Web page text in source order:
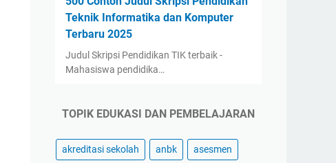
Teknik Informatika dan Komputer
Terbaru 2025
Judul Skripsi Pendidikan TIK terbaik -
Mahasiswa pendidika…
TOPIK EDUKASI DAN PEMBELAJARAN
akreditasi sekolah anbk asesmen